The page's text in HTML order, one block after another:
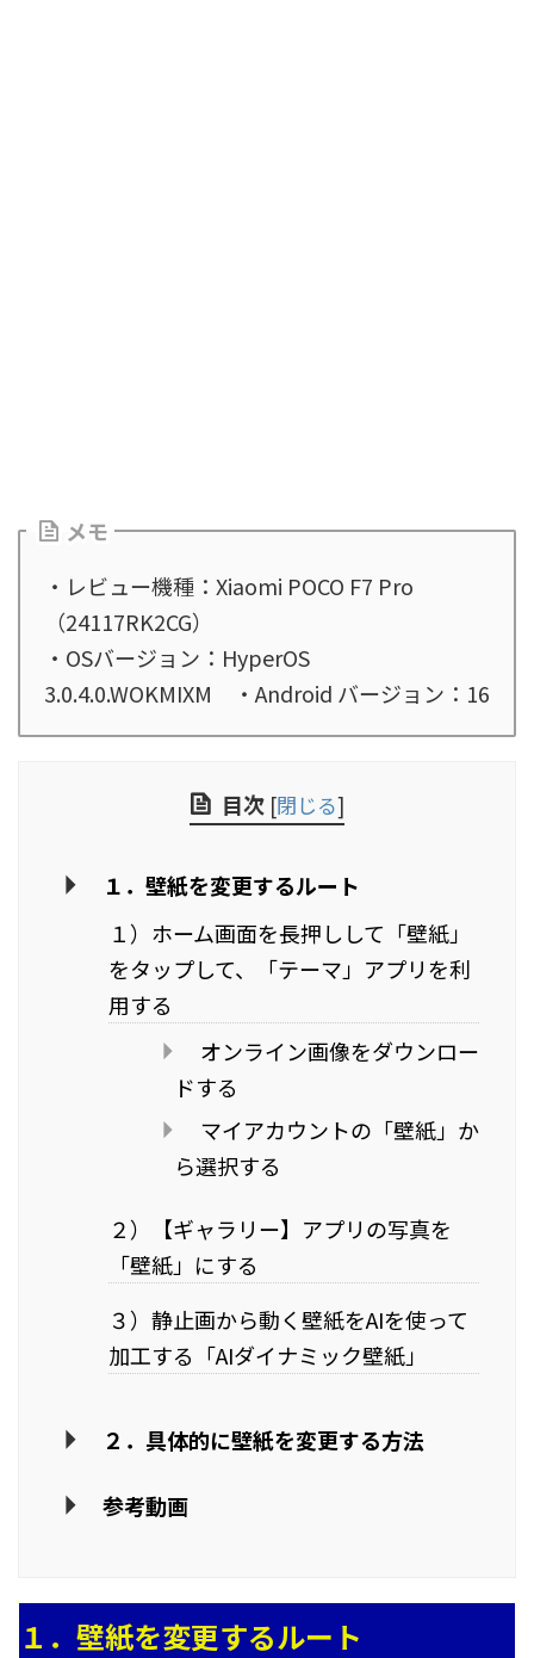
メモ
・レビュー機種：Xiaomi POCO F7 Pro
（24117RK2CG）
・OSバージョン：HyperOS
3.0.4.0.WOKMIXM ・Android バージョン：16
目次 [閉じる]
１．壁紙を変更するルート
１）ホーム画面を長押しして「壁紙」
をタップして、「テーマ」アプリを利
用する
オンライン画像をダウンロー
ドする
マイアカウントの「壁紙」か
ら選択する
２）【ギャラリー】アプリの写真を
「壁紙」にする
３）静止画から動く壁紙をAIを使って
加工する「AIダイナミック壁紙」
２．具体的に壁紙を変更する方法
参考動画
１．壁紙を変更するルート